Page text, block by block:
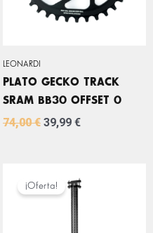
LEONARDI
PLATO GECKO TRACK
SRAM BB30 OFFSET 0
74,00€ 39,99 €
¡Oferta!PRECIO
ORIGINAL
ERA:
179,00 €.